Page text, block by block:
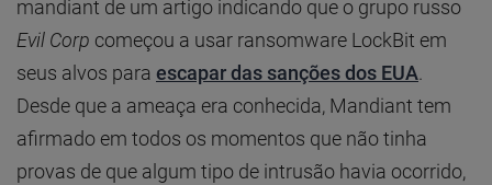
mandiant de um artigo indicando que o grupo russo
Evil Corp começou a usar ransomware LockBit em
seus alvos para escapar das sanções dos EUA.
Desde que a ameaça era conhecida, Mandiant tem
afirmado em todos os momentos que não tinha
provas de que algum tipo de intrusão havia ocorrido,